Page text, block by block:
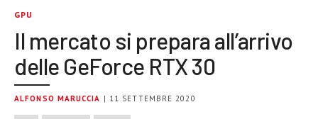
GPU
Il mercato si prepara all’arrivo
delle GeForce RTX 30
ALFONSO MARUCCIA | 11 SETTEMBRE 2020